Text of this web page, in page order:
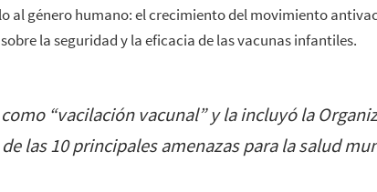
al género humano: el crecimiento del movimiento
la seguridad y la eficacia de las vacunas infantiles.
“vacilación vacunal” y la incluyó la
las 10 principales amenazas para la salud